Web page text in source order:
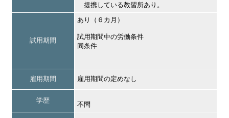
提携している教習所あり。
試用期間
あり（６カ月）
試用期間中の労働条件
同条件
雇用期間 雇用期間の定めなし
学歴
不問